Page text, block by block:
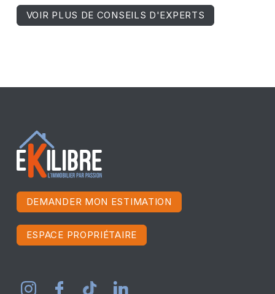
VOIR PLUS DE CONSEILS D'EXPERTS
DEMANDER MON ESTIMATION
ESPACE PROPRIÉTAIRE